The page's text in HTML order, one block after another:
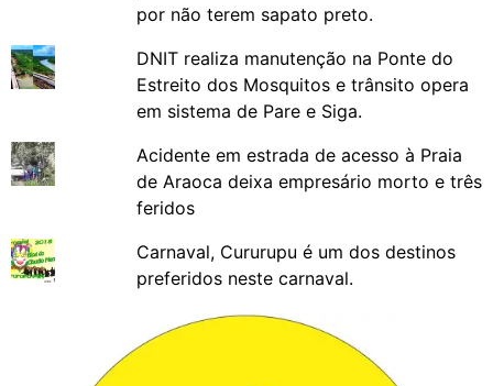
por não terem sapato preto.
DNIT realiza manutenção na Ponte do
Estreito dos Mosquitos e trânsito opera
em sistema de Pare e Siga.
Acidente em estrada de acesso à Praia
de Araoca deixa empresário morto e três
feridos
Carnaval, Cururupu é um dos destinos
preferidos neste carnaval.